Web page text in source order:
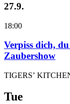
27.9.
18:00
Verpiss dich,
Zaubershow
TIGERS’
Tue